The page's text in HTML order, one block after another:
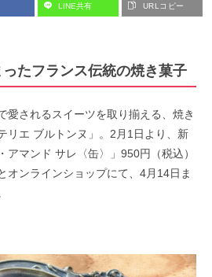
LINE共有 URLコピー
たフランス伝統の焼き菓子
愛されるスイーツを取り揃える、焼き
リエ ブルトンヌ」。2月1日より、新
アマンド サレ〈缶〉」950円（税込）
オンラインショップにて、4月14日ま